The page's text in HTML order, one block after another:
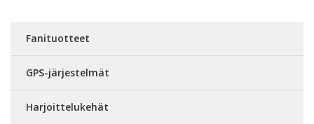
Fanituotteet
GPS-järjestelmät
Harjoittelukehät